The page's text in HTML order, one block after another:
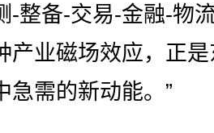
-整备-交易-金融-物
产业磁场效应，正
急需的新动能。”